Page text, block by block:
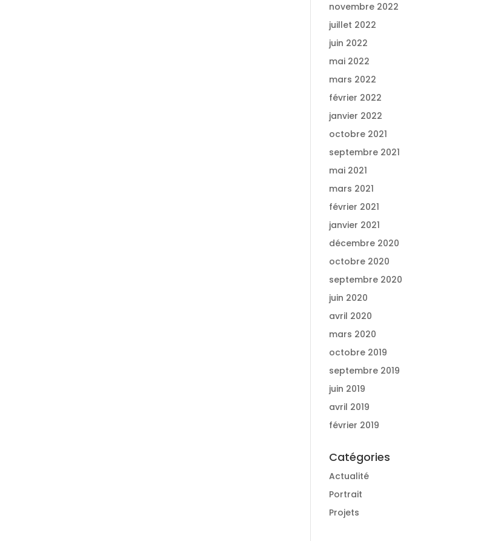
novembre 2022
juillet 2022
juin 2022
mai 2022
mars 2022
février 2022
janvier 2022
octobre 2021
septembre 2021
mai 2021
mars 2021
février 2021
janvier 2021
décembre 2020
octobre 2020
septembre 2020
juin 2020
avril 2020
mars 2020
octobre 2019
septembre 2019
juin 2019
avril 2019
février 2019
Catégories
Actualité
Portrait
Projets